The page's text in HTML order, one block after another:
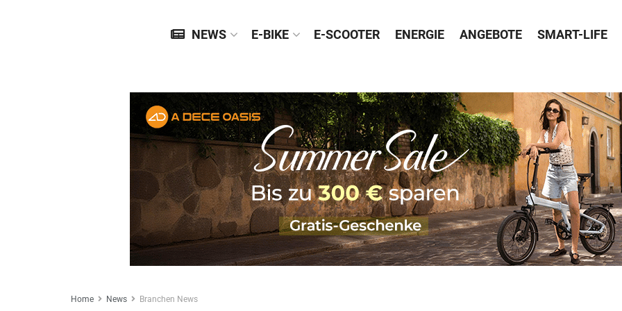
NEWS E-BIKE E-SCOOTER ENERGIE ANGEBOTE SMART-LIFE
Home News Branchen News